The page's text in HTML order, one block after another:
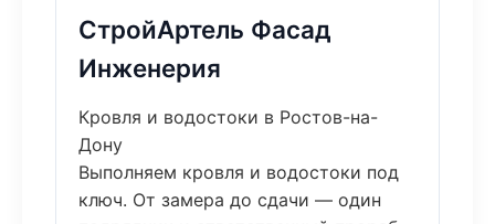
СтройАртель Фасад
Инженерия
Кровля и водостоки в Ростов-на-
Дону
Выполняем кровля и водостоки под
ключ. От замера до сдачи — один